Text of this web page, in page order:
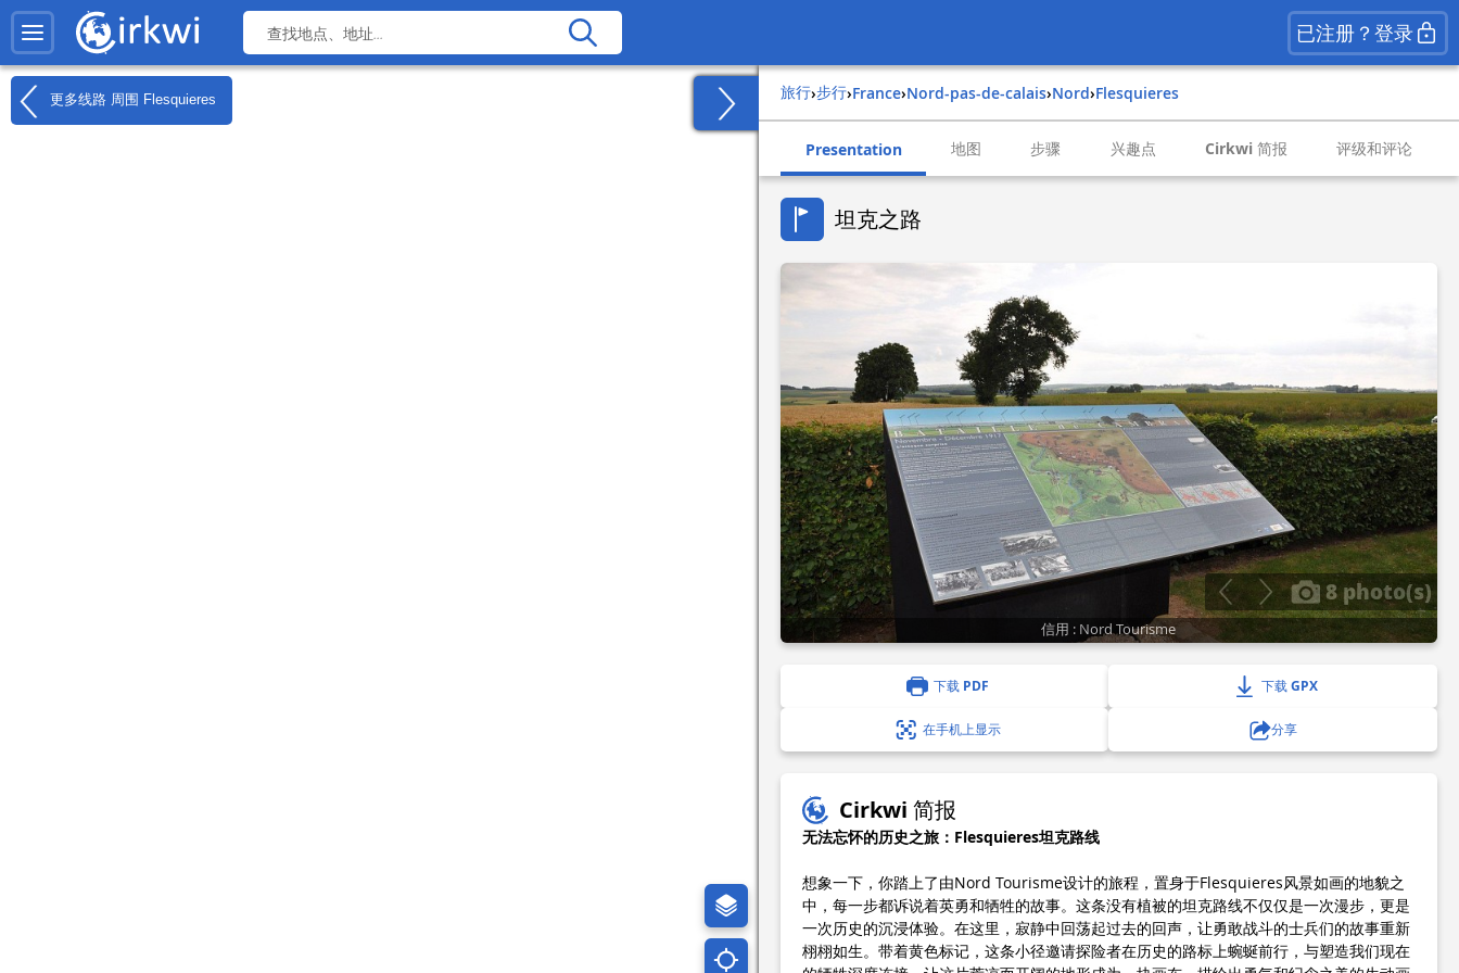
已注册？登录
更多线路 周围 Flesquieres 旅行› 步行› france› nord-pas-de-calais› nord› flesquieres
Presentation 地图 步骤 兴趣点 Cirkwi 简报 评级和评论
坦克之路
8 photo(s)
信用 : Nord Tourisme
下载 PDF 下载 GPX
在手机上显示 分享
Cirkwi 简报
无法忘怀的历史之旅：Flesquieres坦克路线
想象一下，你踏上了由Nord Tourisme设计的旅程，置身于Flesquieres风景如画的地貌之
中，每一步都诉说着英勇和牺牲的故事。这条没有植被的坦克路线不仅仅是一次漫步，更是
一次历史的沉浸体验。在这里，寂静中回荡起过去的回声，让勇敢战斗的士兵们的故事重新
栩栩如生。带着黄色标记，这条小径邀请探险者在历史的路标上蜿蜒前行，与塑造我们现在